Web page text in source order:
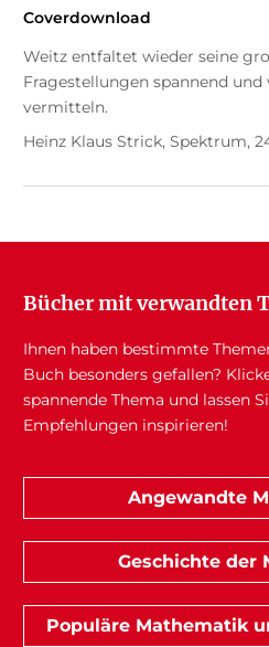
Coverdownload
Weitz entfaltet wieder seine
Fragestellungen spannend und
vermitteln.
Heinz Klaus Strick, Spektrum,
Bücher mit verwandten
Ihnen haben bestimmte
Buch besonders gefallen?
spannende Thema und lassen
Empfehlungen inspirieren!
Angewandte
Geschichte der
Populäre Mathematik